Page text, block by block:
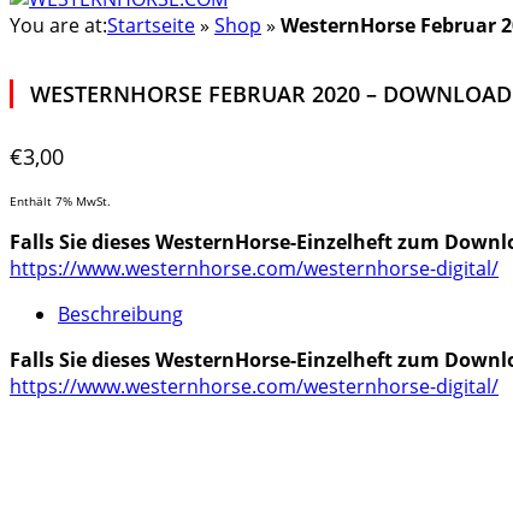
You are at:Startseite» Shop » WesternHorse Februar
WESTERNHORSE FEBRUAR 2020 – DOWNLOAD
€3,00
Enthält 7% MwSt.
Falls Sie dieses WesternHorse-Einzelheft zum
https://www.westernhorse.com/westernhorse-digital/
Beschreibung
Falls Sie dieses WesternHorse-Einzelheft zum
https://www.westernhorse.com/westernhorse-digital/